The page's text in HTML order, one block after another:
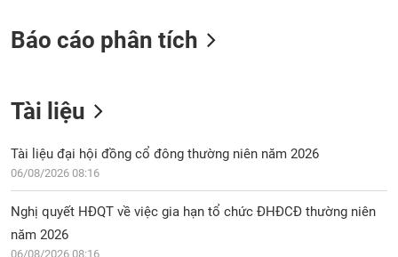
Báo cáo phân tích
Tài liệu
Tài liệu đại hội đồng cổ đông thường niên năm 2026
06/08/2026 08:16
Nghị quyết HĐQT về việc gia hạn tổ chức ĐHĐCĐ thường niên
năm 2026
06/08/2026 08:16
Sách
tài
Công
cụ